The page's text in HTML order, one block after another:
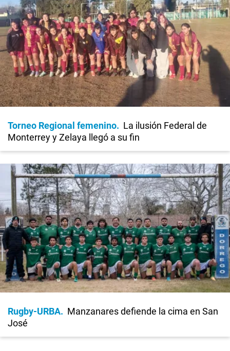
Torneo Regional femenino
La ilusión Federal de
Monterrey y Zelaya llegó a su fin
Rugby-URBA
Manzanares defiende la cima en San
José